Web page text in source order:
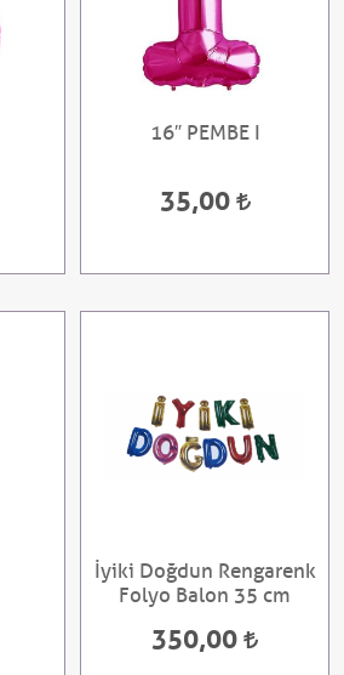
16″ PEMBE I
35,00
İyiki Doğdun Rengarenk
Folyo Balon 35 cm
350,00